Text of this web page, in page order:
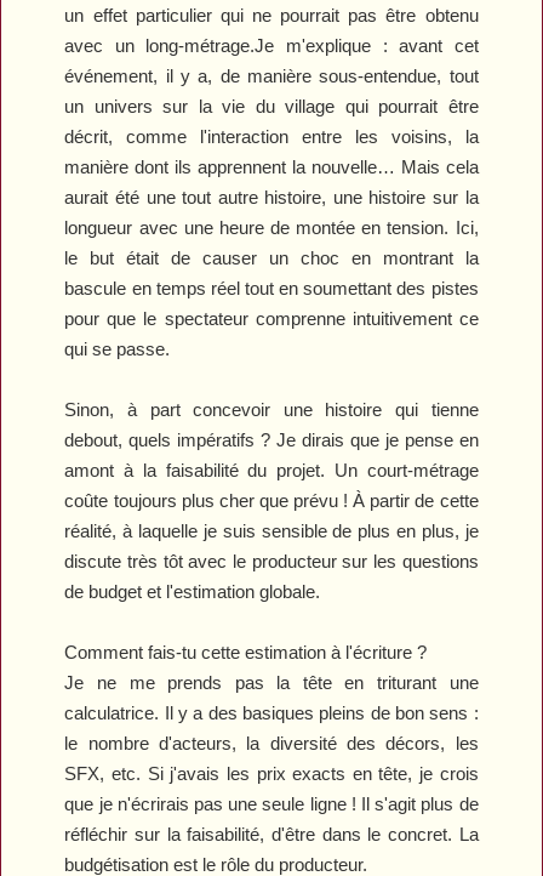
un effet particulier qui ne pourrait pas être obtenu
avec un long-métrage.Je m'explique : avant cet
événement, il y a, de manière sous-entendue, tout
un univers sur la vie du village qui pourrait être
décrit, comme l'interaction entre les voisins, la
manière dont ils apprennent la nouvelle… Mais cela
aurait été une tout autre histoire, une histoire sur la
longueur avec une heure de montée en tension. Ici,
le but était de causer un choc en montrant la
bascule en temps réeltout en soumettant des pistes
pour que le spectateur comprenne intuitivement ce
qui se passe.
Sinon, à part concevoir une histoire qui tienne
debout, quels impératifs ? Je dirais que je pense en
amont à la faisabilité du projet. Un court-métrage
coûte toujours plus cher que prévu ! À partir de cette
réalité, à laquelle je suis sensible de plus en plus, je
discute très tôt avec le producteur sur les questions
de budget et l'estimation globale.
Comment fais-tu cette estimation à l'écriture ?
Je ne me prends pas la tête en triturant une
calculatrice. Il y a des basiques pleins de bon sens :
le nombre d'acteurs, la diversité des décors, les
SFX, etc. Si j'avais les prix exacts en tête, je crois
que je n'écrirais pas une seule ligne ! Il s'agit plus de
réfléchir sur la faisabilité, d'être dans le concret. La
budgétisation est le rôle du producteur.